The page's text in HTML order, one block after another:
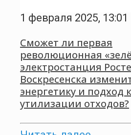
1 февраля 2025, 13:01
Сможет ли первая
революционная
электростанция
Воскресенска
энергетику и подход к
утилизации отходов?